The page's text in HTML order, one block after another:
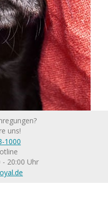
uns!
1000
- 20:00 Uhr